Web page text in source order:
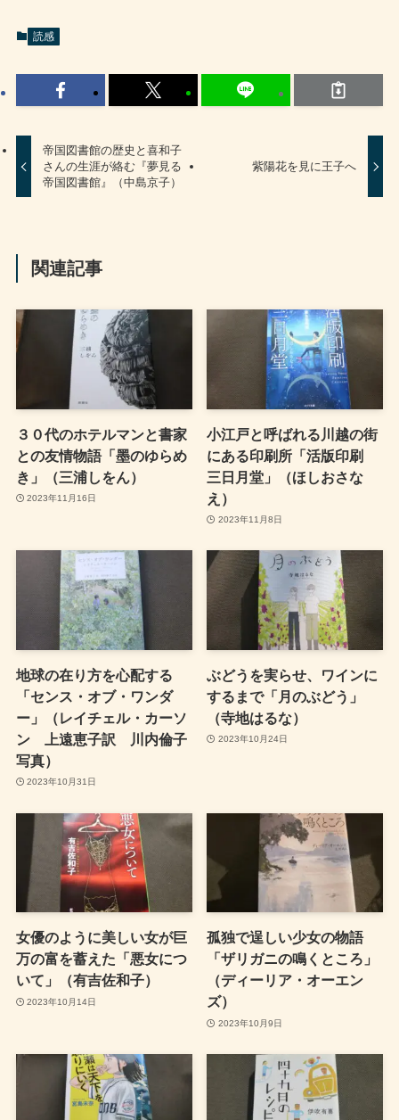
読感
帝国図書館の歴史と喜和子
さんの生涯が絡む『夢見る
帝国図書館』（中島京子）
紫陽花を見に王子へ
関連記事
３０代のホテルマンと書家
との友情物語「墨のゆらめ
き」（三浦しをん）
2023年11月16日
小江戸と呼ばれる川越の街
にある印刷所「活版印刷
三日月堂」（ほしおさな
え）
2023年11月8日
地球の在り方を心配する
「センス・オブ・ワンダ
ー」（レイチェル・カーソ
ン 上遠恵子訳 川内倫子
写真）
2023年10月31日
ぶどうを実らせ、ワインに
するまで「月のぶどう」
（寺地はるな）
2023年10月24日
女優のように美しい女が巨
万の富を蓄えた「悪女につ
いて」（有吉佐和子）
2023年10月14日
孤独で逞しい少女の物語
「ザリガニの鳴くところ」
（ディーリア・オーエン
ズ）
2023年10月9日